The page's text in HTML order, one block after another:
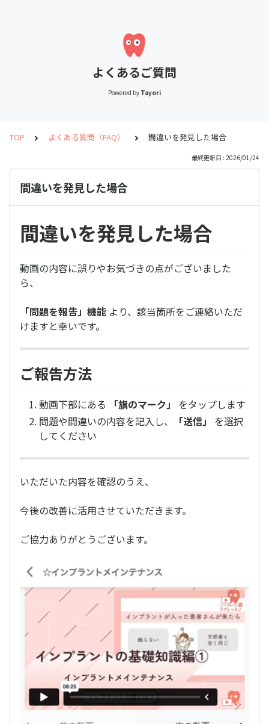
よくあるご質問
Powered by Tayori
TOP よくある質問（FAQ） 間違いを発見した場合
最終更新日 : 2026/01/24
間違いを発見した場合
間違いを発見した場合
動画の内容に誤りやお気づきの点がございました
ら、
「問題を報告」機能 より、該当箇所をご連絡いただ
けますと幸いです。
ご報告方法
動画下部にある 「旗のマーク」
をタップします
問題や間違いの内容を記入し、
「送信」
を選択
してください
いただいた内容を確認のうえ、
今後の改善に活用させていただきます。
ご協力ありがとうございます。